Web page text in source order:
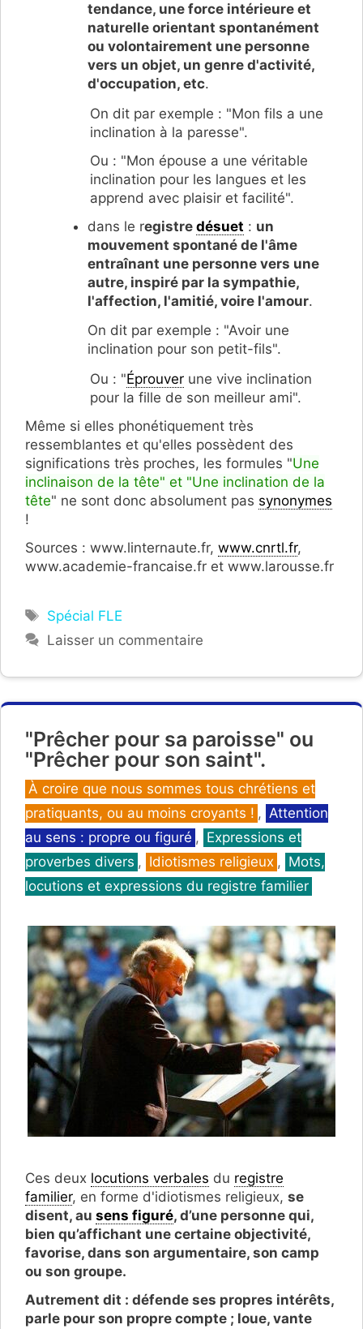
tendance, une force intérieure et
naturelle orientant spontanément
ou volontairement une personne
vers un objet, un genre d'activité,
d'occupation, etc.
On dit par exemple : "Mon fils a une
inclination à la paresse".
Ou : "Mon épouse a une véritable
inclination pour les langues et les
apprend avec plaisir et facilité".
dans le registre désuet : un
mouvement spontané de l'âme
entraînant une personne vers une
autre, inspiré par la sympathie,
l'affection, l'amitié, voire l'amour.
On dit par exemple : "Avoir une
inclination pour son petit-fils".
Ou : "Éprouver une vive inclination
pour la fille de son meilleur ami".
Même si elles phonétiquement très
ressemblantes et qu'elles possèdent des
significations très proches, les formules "Une
inclinaison de la tête" et "Une inclination de la
tête" ne sont donc absolument pas synonymes
!
Sources : www.linternaute.fr, www.cnrtl.fr,
www.academie-francaise.fr et www.larousse.fr
Étiquettes
Spécial FLE
Laisser un commentaire
"Prêcher pour sa paroisse" ou
"Prêcher pour son saint".
Catégories
À croire que nous sommes tous chrétiens et
pratiquants, ou au moins croyants ! , Attention
au sens : propre ou figuré , Expressions et
proverbes divers , Idiotismes religieux , Mots,
locutions et expressions du registre familier
Ces deux locutions verbales du registre
familier, en forme d'idiotismes religieux, se
disent, au sens figuré, d’une personne qui,
bien qu’affichant une certaine objectivité,
favorise, dans son argumentaire, son camp
ou son groupe.
Autrement dit : défende ses propres intérêts,
parle pour son propre compte ; loue, vante